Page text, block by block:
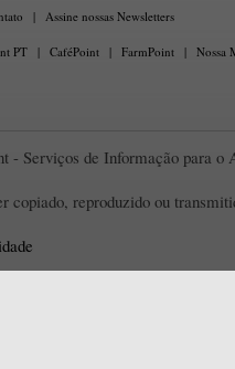
| Assine nossas Newsletters
PT | CaféPoint | FarmPoint | Nossa
- Serviços de Informação para o
copiado, reproduzido ou